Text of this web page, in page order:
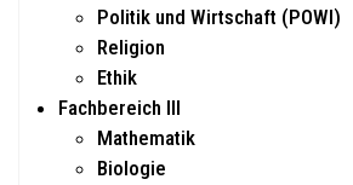
Politik und Wirtschaft (POWI)
Religion
Ethik
Fachbereich III
Mathematik
Biologie